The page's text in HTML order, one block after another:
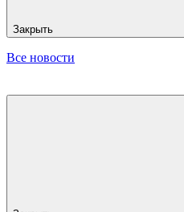
Закрыть
Все новости